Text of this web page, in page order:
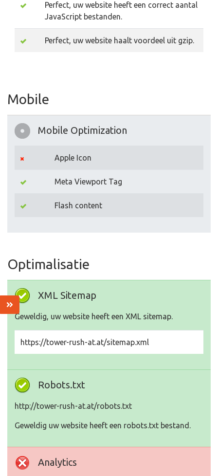
Perfect, uw website heeft een correct aantal
JavaScript bestanden.
Perfect, uw website haalt voordeel uit gzip.
Mobile
Mobile Optimization
Apple Icon
Meta Viewport Tag
Flash content
Optimalisatie
XML Sitemap
Geweldig, uw website heeft een XML sitemap.
https://tower-rush-at.at/sitemap.xml
Robots.txt
http://tower-rush-at.at/robots.txt
Geweldig uw website heeft een robots.txt bestand.
Analytics